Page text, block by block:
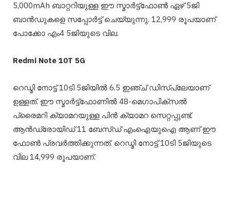
5,000mAh ബാറ്ററിയുള്ള ഈ സ്മാർട്ട്ഫോൺ ഏഴ് 5ജി
ബാൻഡുകളെ സപ്പോർട്ട് ചെയ്യുന്നു. 12,999 രൂപയാണ്
പോക്കോ എം4 5ജിയുടെ വില.
Redmi Note 10T 5G
റെഡ്മി നോട്ട് 10ടി 5ജിയിൽ 6.5 ഇഞ്ച് ഡിസ്‌പ്ലേയാണ്
ഉള്ളത്. ഈ സ്മാർട്ട്ഫോണിൽ 48-മെഗാപിക്സൽ
പ്രൈമറി ക്യാമറയുള്ള പിൻ ക്യാമറ സെറ്റപ്പുണ്ട്.
ആൻഡ്രോയിഡ് 11 ബേസ്ഡ് എംഐയുഐ ആണ് ഈ
ഫോൺ പ്രവർത്തിക്കുന്നത്. റെഡ്മി നോട്ട് 10ടി 5ജിയുടെ
വില 14,999 രൂപയാണ്.